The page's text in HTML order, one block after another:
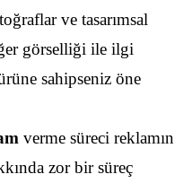
ve tasarımsal
görselliği ile ilgi
sahipseniz öne
verme süreci reklamın
zor bir süreç